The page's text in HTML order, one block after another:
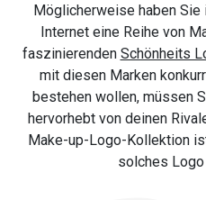
Möglicherweise haben Sie
Internet eine Reihe von
faszinierenden Schönheits
mit diesen Marken
bestehen wollen, müssen
hervorhebt von deinen
Make-up-Logo-Kollektion
solches